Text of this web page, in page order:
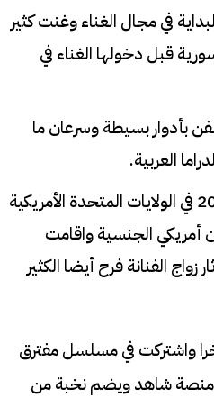
في مجال الغناء وغنت كثير
قبل دخولها الغناء في
بأدوار بسيطة وسرعان ما
العربية.
تزوجت في يوليو عام 2019 في الولايات المتحدة الأمريكية
الجنسية واقامت
زواج الفنانة فرح أيضا الكثير
واشتركت في مسلسل مفترق
شاهد ويضم نخبة من